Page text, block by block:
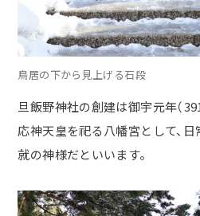
鳥居の下から見上げる石段
旦飯野神社の創建は御宇元年（
応神天皇を祀る八幡宮として、
就の神様だといいます。